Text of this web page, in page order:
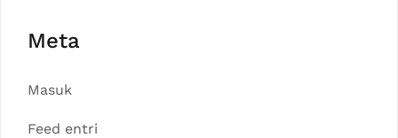
Meta
Masuk
Feed entri